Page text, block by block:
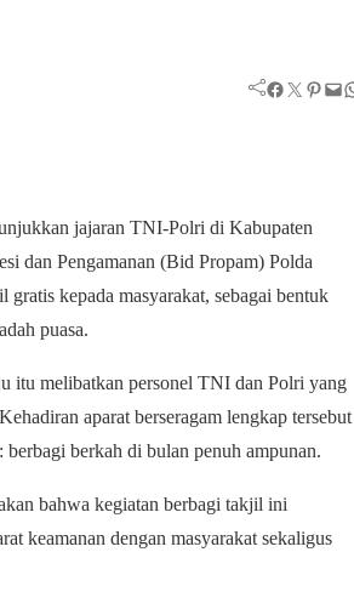
Facebook Twitter Pinterest Mail WhatsApp
jajaran TNI-Polri di Kabupaten
dan Pengamanan (Bid Propam) Polda
kepada masyarakat, sebagai bentuk
puasa.
itu melibatkan personel TNI dan Polri yang
aparat berseragam lengkap tersebut
berkah di bulan penuh ampunan.
bahwa kegiatan berbagi takjil ini
keamanan dengan masyarakat sekaligus